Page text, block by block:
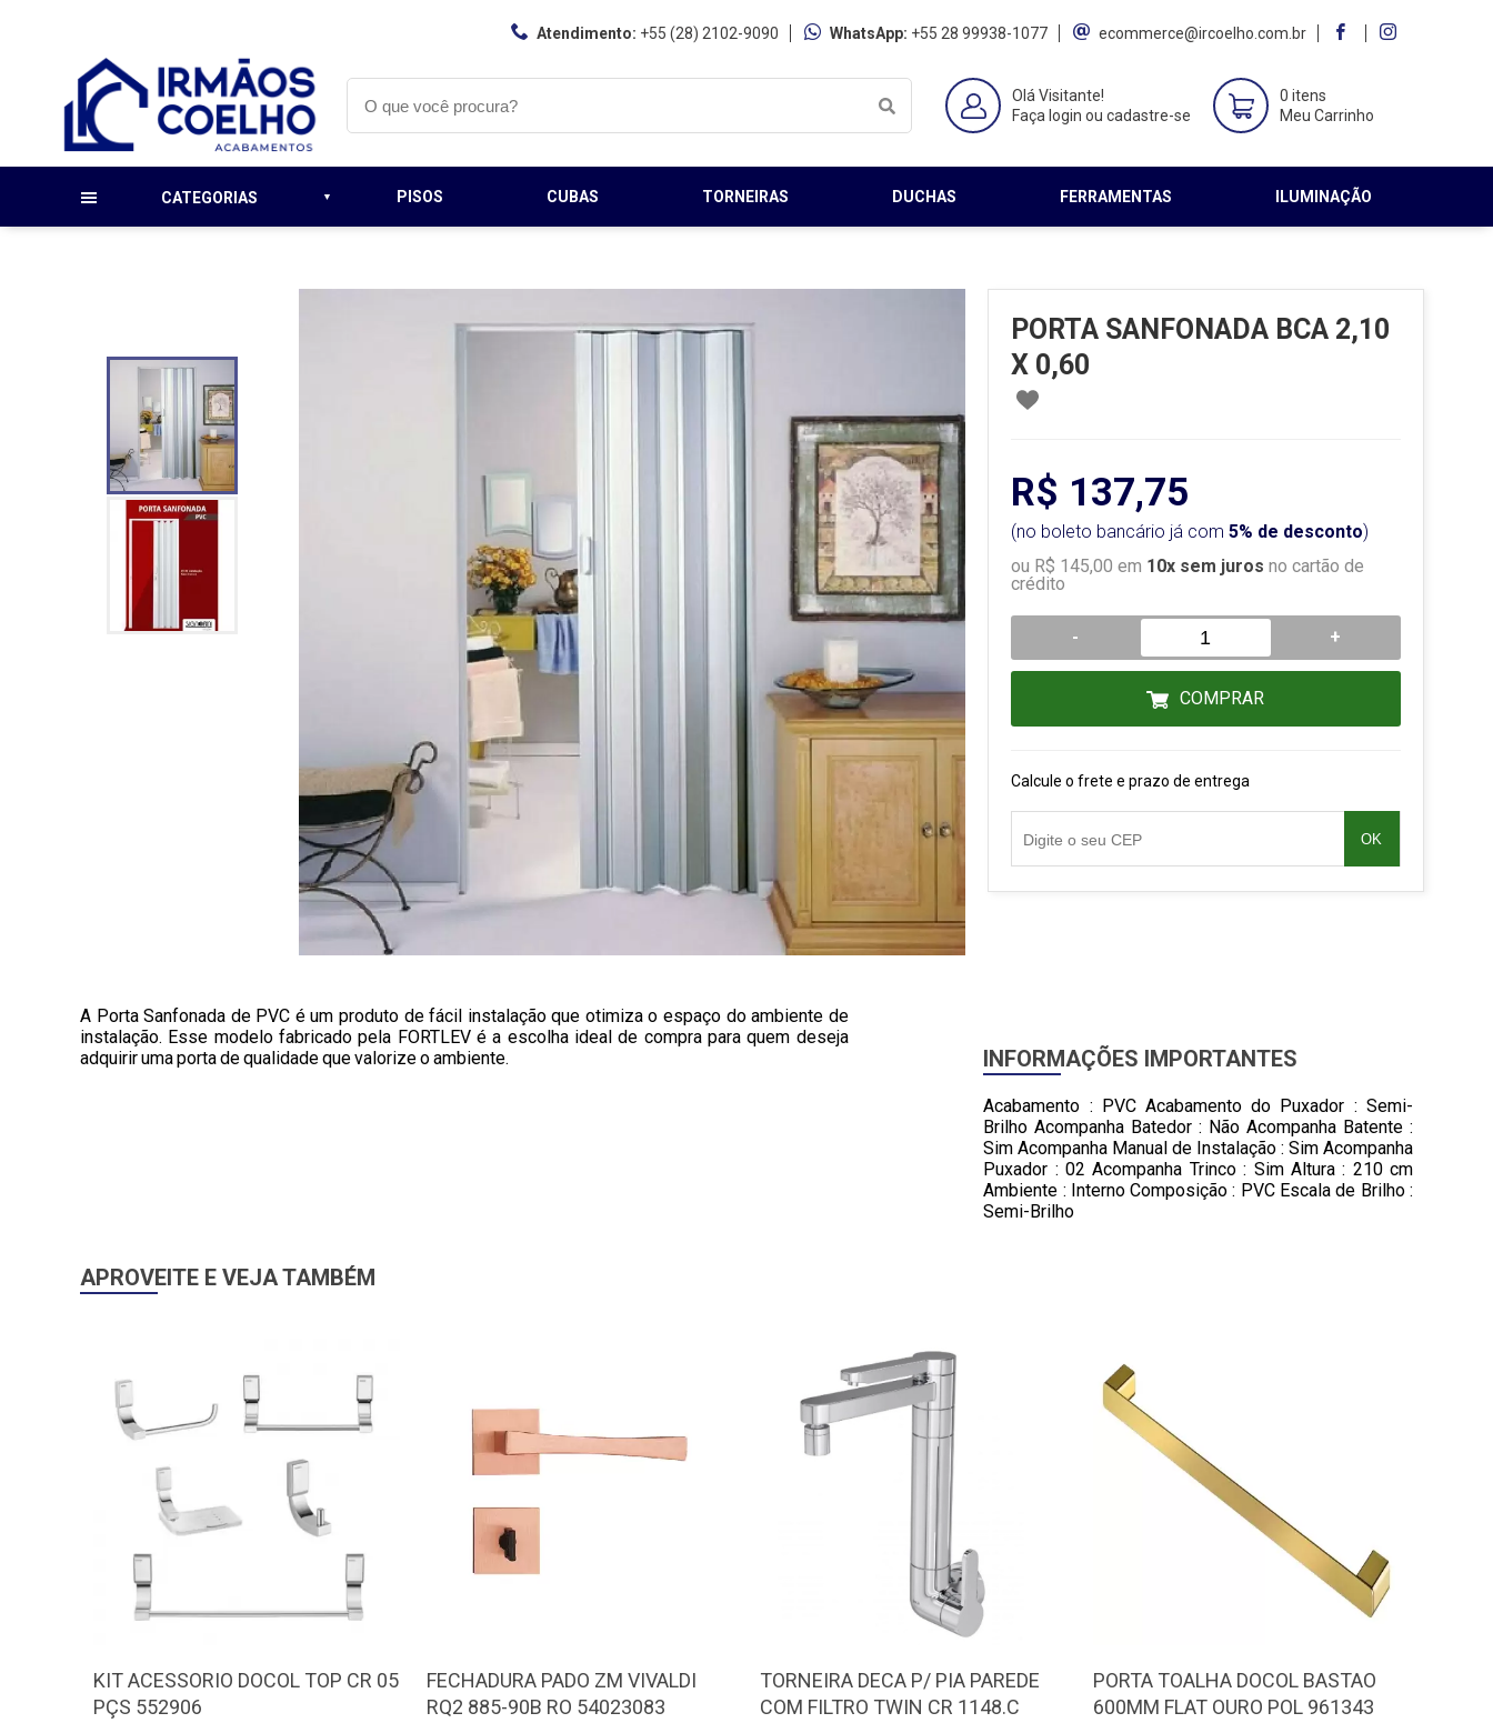
Atendimento: +55 (28) 2102-9090 WhatsApp: +55 28 99938-1077 ecommerce@ircoelho.com.br
Olá Visitante!
Faça login ou cadastre-se
0 itens
Meu Carrinho
CATEGORIAS PISOS CUBAS TORNEIRAS DUCHAS FERRAMENTAS ILUMINAÇÃO
PORTA SANFONADA BCA 2,10
X 0,60
R$ 137,75
(no boleto bancário já com 5% de desconto)
ou R$ 145,00 em 10x sem juros no cartão de
crédito
- +
COMPRAR
Calcule o frete e prazo de entrega
OK
A Porta Sanfonada de PVC é um produto de fácil instalação que otimiza o espaço do ambiente de
instalação. Esse modelo fabricado pela FORTLEV é a escolha ideal de compra para quem deseja
adquirir uma porta de qualidade que valorize o ambiente.
INFORMAÇÕES IMPORTANTES
Acabamento : PVC Acabamento do Puxador : Semi-
Brilho Acompanha Batedor : Não Acompanha Batente :
Sim Acompanha Manual de Instalação : Sim Acompanha
Puxador : 02 Acompanha Trinco : Sim Altura : 210 cm
Ambiente : Interno Composição : PVC Escala de Brilho :
Semi-Brilho
APROVEITE E VEJA TAMBÉM
KIT ACESSORIO DOCOL TOP CR 05
PÇS 552906
FECHADURA PADO ZM VIVALDI
RQ2 885-90B RO 54023083
TORNEIRA DECA P/ PIA PAREDE
COM FILTRO TWIN CR 1148.C
PORTA TOALHA DOCOL BASTAO
600MM FLAT OURO POL 961343